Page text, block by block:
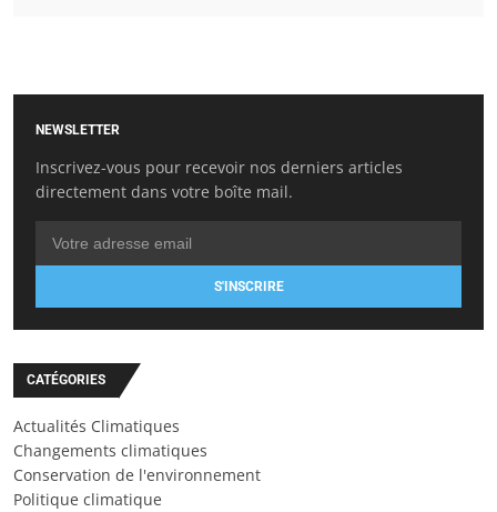
NEWSLETTER
Inscrivez-vous pour recevoir nos derniers articles
directement dans votre boîte mail.
S'INSCRIRE
CATÉGORIES
Actualités Climatiques
Changements climatiques
Conservation de l'environnement
Politique climatique